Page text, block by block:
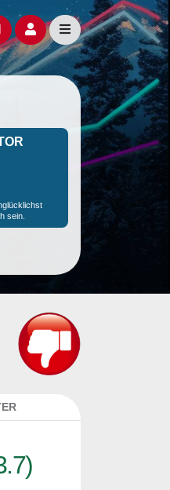
öffnenSeitennavigation
sein.